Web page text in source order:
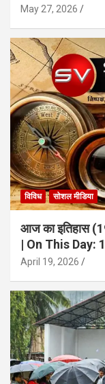
May 27, 2026
विविध सोशल मीडिया
आज का इतिहास
| On This Day:
April 19, 2026